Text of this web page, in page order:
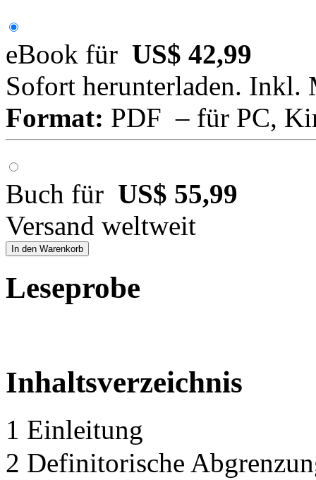
eBook für US$ 42,99
Sofort herunterladen. Inkl.
Format: PDF – für PC,
Buch für US$ 55,99
Versand weltweit
In den Warenkorb
Leseprobe
Inhaltsverzeichnis
1 Einleitung
2 Definitorische